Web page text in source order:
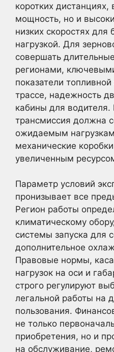
коротких
мощность, но и
низких скоростях для
нагрузкой. Для
совершать
регионами,
показатели
трассе, надежность
кабины для водителя.
трансмиссия должна
ожидаемым
механические
увеличенным
Параметр условий
пронизывает все
Регион работы
климатическому
системы запуска для
дополнительное
Правовые нормы,
нагрузок на оси и
строго регулируют
легальной работы на
пользования.
не только
приобретения, но и
на обслуживание,